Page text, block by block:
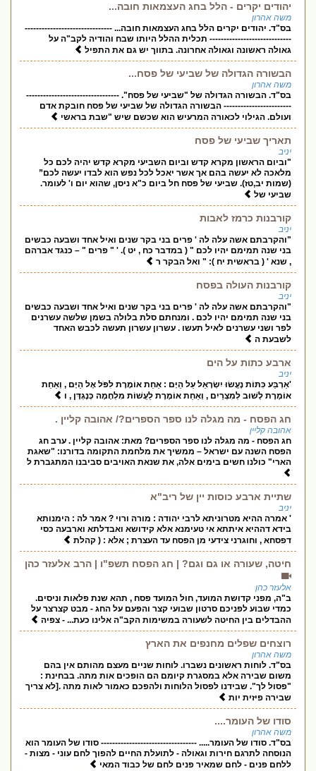
יהודים יקרים - הלל בחג העצמאות חובה...
משה אהרון
בס"ד. יהודים יקרים הלל בחג העצמאות חובה... -------------------------------
----------------------------- תכלית ההלל היותו שבח והודיה לקב"ה על
גאולה ראשונה וגאולה אחרונה. בתווך יש גם את התפיל
הבשורה הגדולה של שביעי של פסח...
משה אהרון
בס"ד. הבשורה הגדולה של "שביעי של פסח". ---------------------------------
------------------------ הבשורה הגדולה של שביעי של פסח חובקת אדם
ועולם. הגילוי לכאורה המרעיש הוא שכשם שיש "שבת בראשי
תאריך שביעי של פסח
יניב
"וביום הראשון מקרא קדש וביום השביעי מקרא קדש יהיה לכם כל
מלאכה לא יעשה בהם אך אשר יאכל לכל נפש הוא לבדו יעשה לכם”
(שמות יב,טז). שביעי של פסח חל ביום כ"א ניסן, שהוא יום ו' לעומר.
שביעי של
קורבנות כרמז לאבות
יניב
"והקרבתם אשה עלה לה ' פרים בני בקר שנים ואיל אחד ושבעה כבשים
בני שנה תמימם יהיו לכם " ( במדבר כח , יט ). ' " פרים " – כנגד אברהם
, שנא ' ( בראשית יח ): " ואל הבקר ר
קורבנות העולה בפסח
יניב
"והקרבתם אשה עלה לה ' פרים בני בקר שנים ואיל אחד ושבעה כבשים
בני שנה תמימם יהיו לכם . ומנחתם סלת בלולה בשמן שלשה עשרנים
לפר ושני עשרנים לאיל תעשו . עשרון עשרון תעשה לכבש האחד
לשבעת ה
ארבע כתות על הים
יניב
'אַרְבַּע כִּתּוֹת נֶעֱשׂוּ יִשְׂרָאֵל עַל הַיָּם : אַחַת אוֹמֶרֶת לִפֹּל אֶל הַיָּם , וְאַחַת
אוֹמֶרֶת לָשׁוּב לְמִצְרַיִם , וְאַחַת אוֹמֶרֶת לַעֲשׁוֹת מִלְחָמָה כְּנֶגְדָּן , ו
חג הפסח - מה מגלה לנו ספר הספרים?/ אהובה קליין .
אהובה קליין
חג הפסח - מה מגלה לנו ספר הספרים? מאת: אהובה קליין . ערב חג
הפסח השנה עם ישראל – ממשיך את מלחמת התקומה בדורנו: "שאגת
הארי" כולנו חשים בימים אלה, את שנאת האויבים סביבנו המתגברת ל
שתיית ארבע כוסות יין של ריב"א
יניב
' אמרה ההיא מטרוניתא לרבי יהודה : מורה ורוי ? אמר לה : הימנותא
בידא דההיא איתתא אי טעימנא אלא קידושא ואבדלתא וארבעה כסי
דפסחא , וחוגרני צידעי מן הפסח עד העצרת ; אלא : ( קהלת
חיטה, שעורה או גם וגם? | חג הפסח תשפ"ו | הרב אלעזר כהן
אלעזר כהן
ב"ה, מפני קדושת המועד, חול המועד פסח , תהא שנת פלאות וניסים.
כמדי שבוע לפניכם סרטון שבועי קצר והפעם על החג - מבט קצרצר על
ההבדלים בין החיטה לשעורה במשימות הקב"ה אלינו כעת... - צפיה
רוצחים שפלים מחנפים את הארץ
משה אהרון
בס"ד. לוחות ראשונים נשברו. לוחות שניים מעצם מהותם אין בהם
משום שבירה אלא במסגרת קיומם הם הופכים אות מתה. בבחינת :
"פסול לך". שבידנו לפסול הלוחות ולהפכם כאמור לאות מתה .[לא צריך
שבירה פיזית יות
סודו של העומר....
משה אהרון
בס"ד. סודו של העומר..... ---------------------------------- סודו של העומר הוא
הנוסחה לתרגם חירות וגאולה - לתועלת החיים להפוך לחם עוני - מצות -
ללחם פנים - לחם שמאיר פנים לחם של כבוד המאי